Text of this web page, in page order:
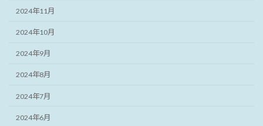
2024年11月
2024年10月
2024年9月
2024年8月
2024年7月
2024年6月